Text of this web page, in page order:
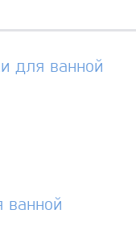
ванной